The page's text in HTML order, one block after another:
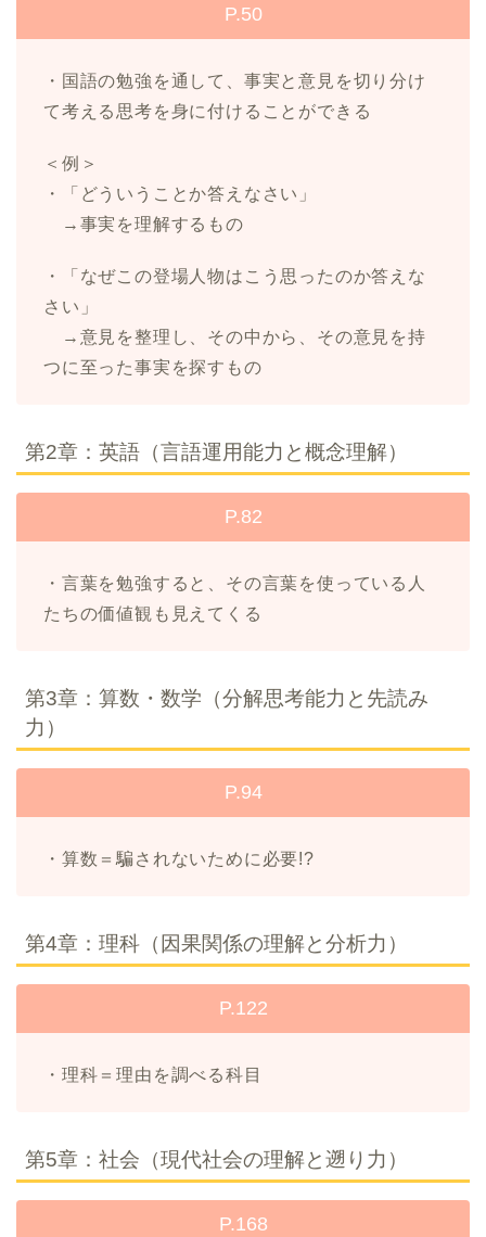
P.50
・国語の勉強を通して、事実と意見を切り分け
て考える思考を身に付けることができる
＜例＞
・「どういうことか答えなさい」
→事実を理解するもの
・「なぜこの登場人物はこう思ったのか答えな
さい」
→意見を整理し、その中から、その意見を持
つに至った事実を探すもの
第2章：英語（言語運用能力と概念理解）
P.82
・言葉を勉強すると、その言葉を使っている人
たちの価値観も見えてくる
第3章：算数・数学（分解思考能力と先読み
力）
P.94
・算数＝騙されないために必要!?
第4章：理科（因果関係の理解と分析力）
P.122
・理科＝理由を調べる科目
第5章：社会（現代社会の理解と遡り力）
P.168